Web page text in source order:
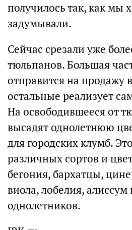
получилось так, как мы
задумывали.
Сейчас срезали уже
тюльпанов. Большая
отправится на продажу
остальные реализует
На освободившееся от
высадят однолетнюю
для городских клумб.
различных сортов и
бегония, бархатцы,
виола, лобелия,
однолетников.